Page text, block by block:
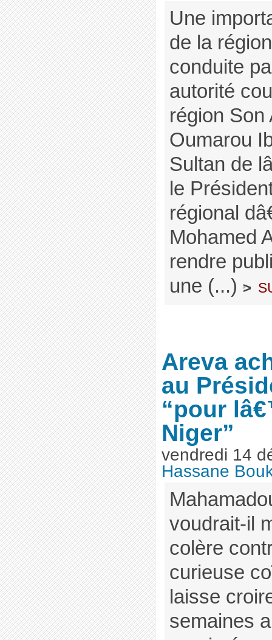
Une
de la
conduite
autorité
région Son
Oumarou
Sultan de
le
régional
Mohamed
rendre
une (...) >
Areva
au
“pour
Niger”
vendredi 14
Hassane
voudrait-il
colère
curieuse
laisse
semaines